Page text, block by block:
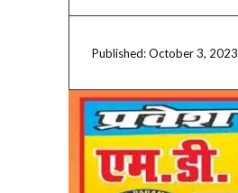
Published:October 3, 2023